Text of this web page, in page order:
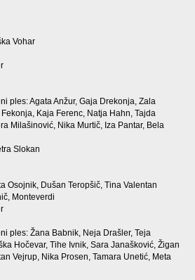
Vohar
ples: Agata Anžur, Gaja Drekonja, Zala
Kaja Ferenc, Natja Hahn, Tajda
Milašinović, Nika Murtič, Iza Pantar, Bela
Slokan
Osojnik, Dušan Teropšič, Tina Valentan
Monteverdi
ples: Žana Babnik, Neja Drašler, Teja
Hočevar, Tihe Ivnik, Sara Janašković, Žigan
Vejrup, Nika Prosen, Tamara Unetić, Meta